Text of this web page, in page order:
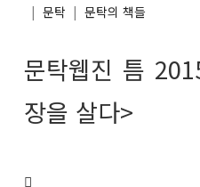
| 문탁 | 문탁의 책들
문탁웹진 틈
장을 살다>